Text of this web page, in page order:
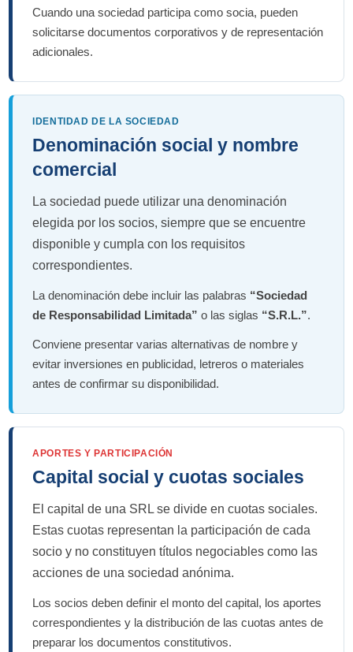
Cuando una sociedad participa como socia, pueden
solicitarse documentos corporativos y de representación
adicionales.
IDENTIDAD DE LA SOCIEDAD
Denominación social y nombre
comercial
La sociedad puede utilizar una denominación
elegida por los socios, siempre que se encuentre
disponible y cumpla con los requisitos
correspondientes.
La denominación debe incluir las palabras “Sociedad
de Responsabilidad Limitada” o las siglas “S.R.L.”.
Conviene presentar varias alternativas de nombre y
evitar inversiones en publicidad, letreros o materiales
antes de confirmar su disponibilidad.
APORTES Y PARTICIPACIÓN
Capital social y cuotas sociales
El capital de una SRL se divide en cuotas sociales.
Estas cuotas representan la participación de cada
socio y no constituyen títulos negociables como las
acciones de una sociedad anónima.
Los socios deben definir el monto del capital, los aportes
correspondientes y la distribución de las cuotas antes de
preparar los documentos constitutivos.